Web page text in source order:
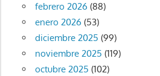
febrero 2026 (88)
enero 2026 (53)
diciembre 2025 (99)
noviembre 2025 (119)
octubre 2025 (102)